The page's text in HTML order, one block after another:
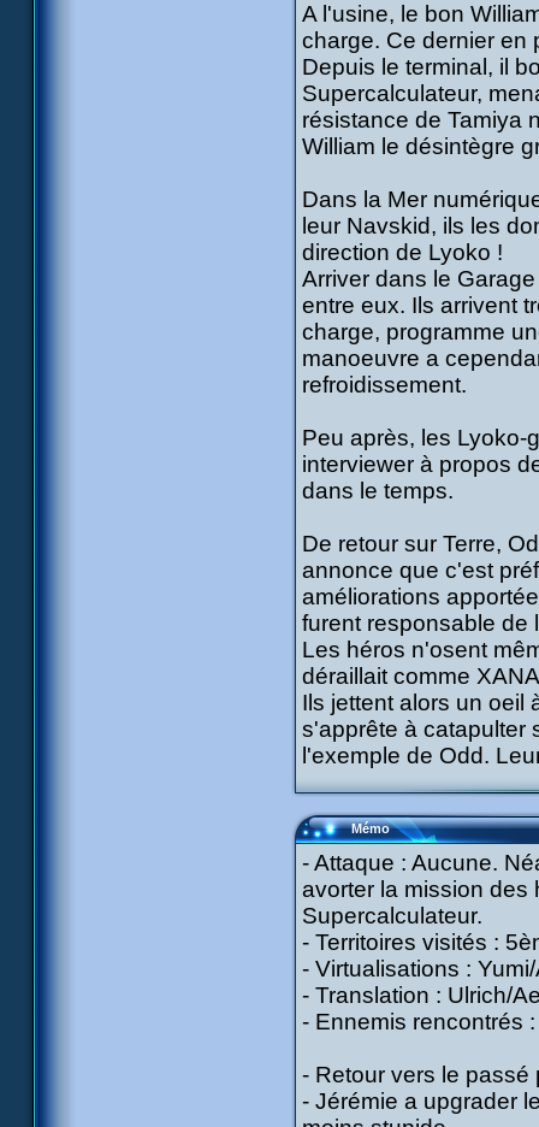
A l'usine, le bon
charge. Ce dernier en
Depuis le terminal, il
Supercalculateur,
résistance de Tamiya
William le désintègre
Dans la Mer
leur Navskid, ils les
direction de Lyoko !
Arriver dans le
entre eux. Ils arrivent
charge, programme
manoeuvre a
refroidissement.
Peu après, les Lyoko-
interviewer à propos
dans le temps.
De retour sur Terre,
annonce que c'est
améliorations
furent responsable de
Les héros n'osent
déraillait comme
Ils jettent alors un oeil
s'apprête à catapulter
l'exemple de Odd.
Mémo
- Attaque : Aucune.
avorter la mission des
Supercalculateur.
- Territoires visités :
- Virtualisations :
- Translation : Ulrich/
- Ennemis rencontrés
- Retour vers le passé
- Jérémie a upgrader